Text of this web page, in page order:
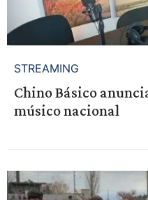
STREAMING
Chino Básico
músico nacional